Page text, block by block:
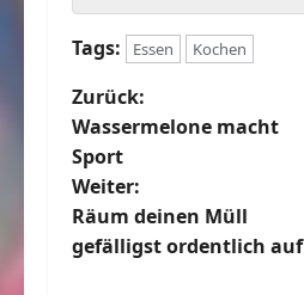
Tags: Essen Kochen
B
e
i
t
Zurück:
Wassermelone macht
Sport
Weiter:
Räum deinen Müll
gefälligst ordentlich auf